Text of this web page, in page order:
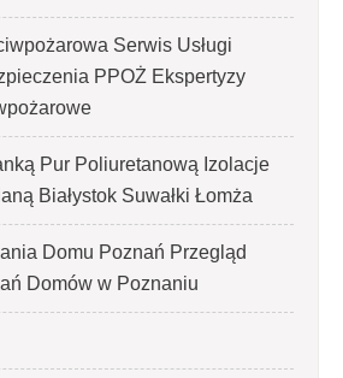
Serwis Usługi
PPOŻ Ekspertyzy
Pur Poliuretanową Izolacje
Białystok Suwałki Łomża
Domu Poznań Przegląd
Domów w Poznaniu